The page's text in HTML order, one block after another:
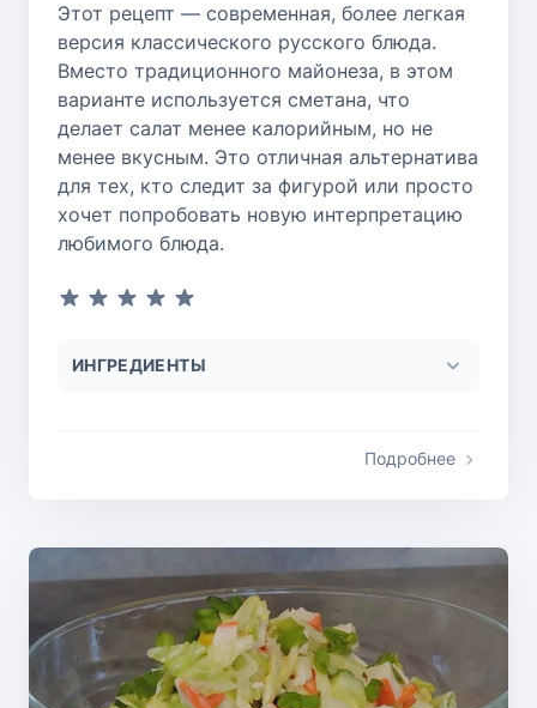
Этот рецепт — современная, более легкая
версия классического русского блюда.
Вместо традиционного майонеза, в этом
варианте используется сметана, что
делает салат менее калорийным, но не
менее вкусным. Это отличная альтернатива
для тех, кто следит за фигурой или просто
хочет попробовать новую интерпретацию
любимого блюда.
ИНГРЕДИЕНТЫ
Подробнее